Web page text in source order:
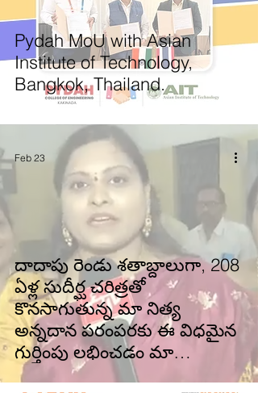
Pydah MoU with Asian
Institute of Technology,
Bangkok, Thailand.
దాదాపు రెండు శతాబ్దాలుగా, 208
ఏళ్ల సుదీర్ఘ చరిత్రతో
కొనసాగుతున్న మా నిత్య
అన్నదాన పరంపరకు ఈ విధమైన
గుర్తింపు లభించడం మా
కుటుంబానికి మహత్తర గౌరవంగా
Feb 23